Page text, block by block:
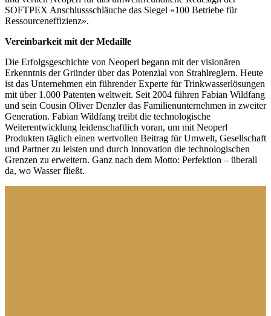
SOFTPEX Anschlussschläuche das Siegel «100 Betriebe für
Ressourceneffizienz».
Vereinbarkeit mit der Medaille
Die Erfolgsgeschichte von Neoperl begann mit der visionären
Erkenntnis der Gründer über das Potenzial von Strahlreglern. Heute
ist das Unternehmen ein führender Experte für Trinkwasserlösungen
mit über 1.000 Patenten weltweit. Seit 2004 führen Fabian Wildfang
und sein Cousin Oliver Denzler das Familienunternehmen in zweiter
Generation. Fabian Wildfang treibt die technologische
Weiterentwicklung leidenschaftlich voran, um mit Neoperl
Produkten täglich einen wertvollen Beitrag für Umwelt, Gesellschaft
und Partner zu leisten und durch Innovation die technologischen
Grenzen zu erweitern. Ganz nach dem Motto: Perfektion – überall
da, wo Wasser fließt.